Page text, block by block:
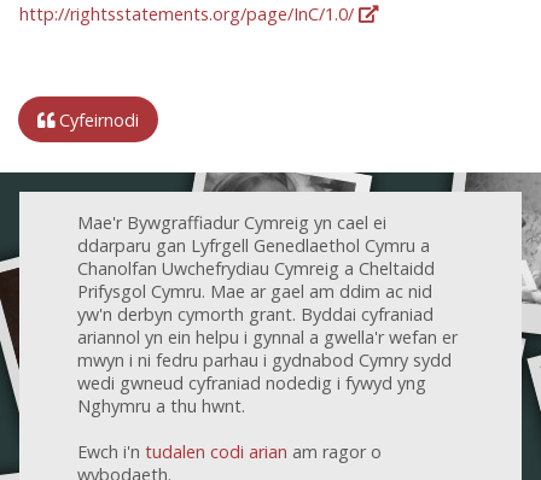
http://rightsstatements.org/page/InC/1.0/
Cyfeirnodi
Mae'r Bywgraffiadur Cymreig yn cael ei
ddarparu gan Lyfrgell Genedlaethol Cymru a
Chanolfan Uwchefrydiau Cymreig a Cheltaidd
Prifysgol Cymru. Mae ar gael am ddim ac nid
yw'n derbyn cymorth grant. Byddai cyfraniad
ariannol yn ein helpu i gynnal a gwella'r wefan er
mwyn i ni fedru parhau i gydnabod Cymry sydd
wedi gwneud cyfraniad nodedig i fywyd yng
Nghymru a thu hwnt.
Ewch i'n tudalen codi arian am ragor o
wybodaeth.